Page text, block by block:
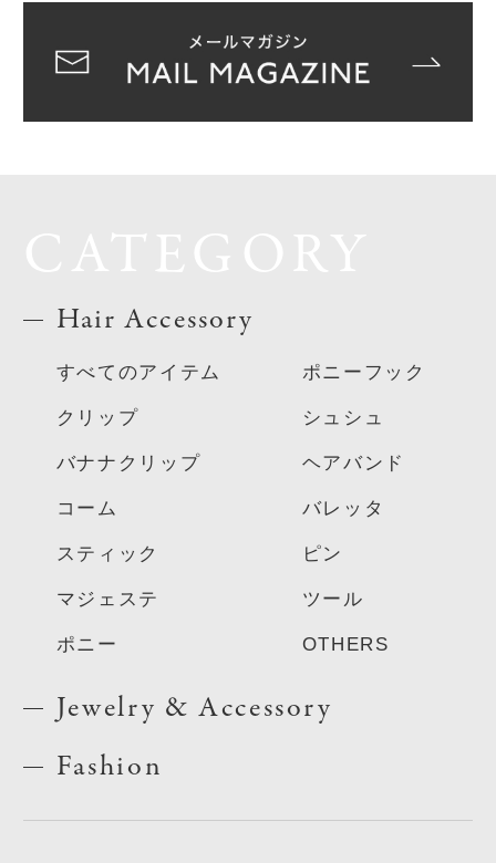
Hair Accessory
すべてのアイテム
クリップ
バナナクリップ
コーム
スティック
マジェステ
ポニー
ポニーフック
シュシュ
ヘアバンド
バレッタ
ピン
ツール
OTHERS
Jewelry & Accessory
Fashion